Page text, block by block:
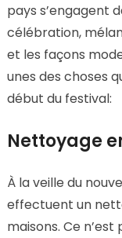
pays s’engagent
célébration,
et les façons
unes des choses
début du festival:
Nettoyage
À la veille du
effectuent un
maisons. Ce